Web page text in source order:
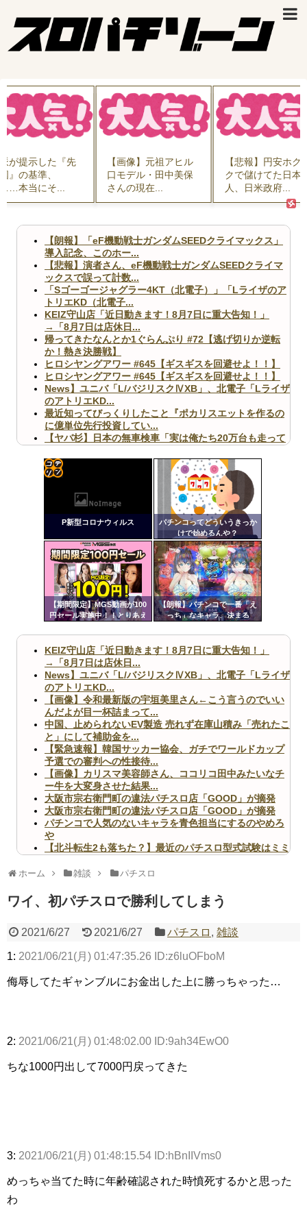
が提示した『先
』の基準、
本当にそ...
【画像】元祖アヒル
口モデル・田中美保
さんの現在...
【悲報】円安ホク
クで儲けてた日本
人、日米政府...
【朗報】「eF機動戦士ガンダムSEEDクライマックス」
導入記念、このホー...
【悲報】演者さん、eF機動戦士ガンダムSEEDクライマ
ックスで誤って計数...
「Sゴーゴージャグラー4KT（北電子）」「Lライザのア
トリエKD（北電子...
KEIZ守山店「近日動きます！8月7日に重大告知！」
→「8月7日は店休日...
帰ってきたなんとか1ぐらんぷり #72【逃げ切りか逆転
か！熱き決勝戦】
ヒロシヤングアワー #645【ギスギスを回避せよ！！】
ヒロシヤングアワー #645【ギスギスを回避せよ！！】
News】ユニバ「L/バジリスクⅣXB」、北電子「Lライザ
のアトリエKD...
最近知ってびっくりしたこと『ポカリスエットを作るの
に億単位先行投資してい...
【ヤバ杉】日本の無車検車「実は俺たち20万台も走って
【閲覧注意】俺が近くにいると機械が壊れるんだけどさ
【画像】ペプシコーラ社、「こういうのでいいんだよ」
Powered by livedoor 相互RSS
P新型コロナウィルス
パチンコってどういうきっか
けで始めるんや？
【期間限定】MGS動画が100
円セール実施中！！とりあえ
【朗報】パチンコで一番「え
っち」なキャラ、決まる
ンク
自動
更新
ツー
KEIZ守山店「近日動きます！8月7日に重大告知！」
→「8月7日は店休日...
News】ユニバ「L/バジリスクⅣXB」、北電子「Lライザ
のアトリエKD...
【画像】令和最新版の宇垣美里さん←こう言うのでいい
んだよが目一杯詰まって...
中国、止められないEV製造 売れず在庫山積み「売れたこ
と」にして補助金を...
【緊急速報】韓国サッカー協会、ガチでワールドカップ
予選での審判への性接待...
【画像】カリスマ美容師さん、ココリコ田中みたいなチ
ー牛を大変身させた結果...
大阪市宗右衛門町の違法パチスロ店「GOOD」が摘発
大阪市宗右衛門町の違法パチスロ店「GOOD」が摘発
パチンコで人気のないキャラを青色担当にするのやめろ
や
【北斗転生2も落ちた？】最近のパチスロ型式試験はミミ
無職のパチンコカス(22)なんやが、ワイの人生どれくら
AngelBeats!とかいうクソアニメの思い出ｗｗｗ
ホーム 雑談 パチスロ
ワイ、初パチスロで勝利してしまう
2021/6/27 2021/6/27 パチスロ ,雑談
1: 2021/06/21(月) 01:47:35.26 ID:z6luOFboM
侮辱してたギャンブルにお金出した上に勝っちゃった…
2: 2021/06/21(月) 01:48:02.00 ID:9ah34EwO0
ちな1000円出して7000円戻ってきた
3: 2021/06/21(月) 01:48:15.54 ID:hBnIIVms0
めっちゃ当てた時に年齢確認された時憤死するかと思った
わ